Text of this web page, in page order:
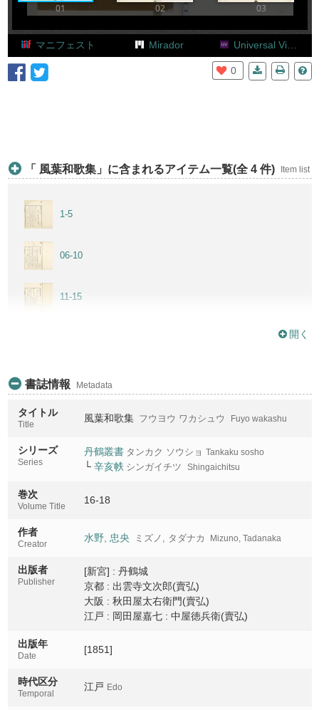
01 02 03
マニフェスト Mirador Universal Viewer
0
「 風葉和歌集」に含まれるアイテム一覧(全 4 件) Item list
1-5
06-10
11-15
開く
書誌情報 Metadata
タイトル
Title
風葉和歌集 フウヨウ ワカシュウ Fuyo wakashu
シリーズ
Series
丹鶴叢書 タンカク ソウショ Tankaku sosho
└ 辛亥帙 シンガイチツ Shingaichitsu
巻次
Volume Title
16-18
作者
Creator
水野, 忠央 ミズノ, タダナカ Mizuno, Tadanaka
出版者
Publisher
[新宮] : 丹鶴城
京都 : 出雲寺文次郎(賣弘)
大阪 : 秋田屋太右衛門(賣弘)
江戸 : 岡田屋嘉七 : 中屋徳兵衛(賣弘)
出版年
Date
[1851]
時代区分
Temporal
江戸 Edo